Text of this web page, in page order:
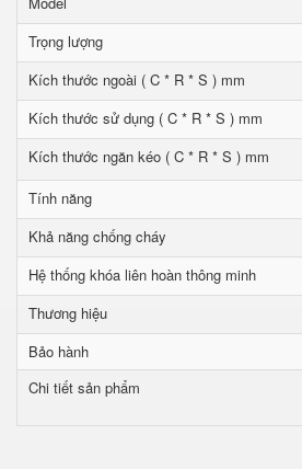
Trọng lượng
Kích thước ngoài ( C * R * S ) mm
Kích thước sử dụng ( C * R * S ) mm
Kích thước ngăn kéo ( C * R * S ) mm
Tính năng
Khả năng chống cháy
Hệ thống khóa liên hoàn thông minh
Thương hiệu
Bảo hành
Chi tiết sản phẩm